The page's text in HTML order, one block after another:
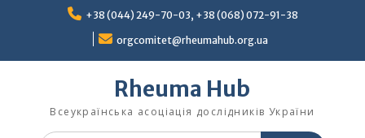
+38 (044) 249-70-03, +38 (068) 072-91-38
orgcomitet@rheumahub.org.ua
Rheuma Hub
Всеукраїнська асоціація дослідників України